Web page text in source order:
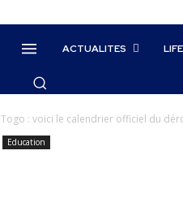
ACTUALITES
Togo : voici le calendrier officiel du
Education